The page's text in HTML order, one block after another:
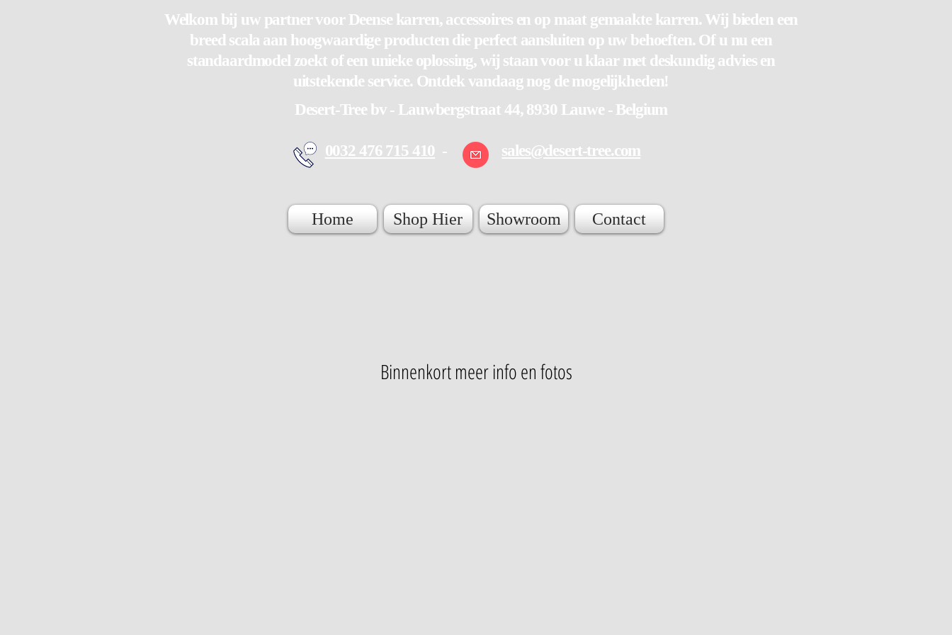
Welkom bij uw partner voor Deense karren, accessoires en op maat gemaakte karren. Wij bieden een
breed scala aan hoogwaardige producten die perfect aansluiten op uw behoeften. Of u nu een
standaardmodel zoekt of een unieke oplossing, wij staan voor u klaar met deskundig advies en
uitstekende service. Ontdek vandaag nog de mogelijkheden!
Desert-Tree bv - Lauwbergstraat 44, 8930 Lauwe - Belgium
0032 476 715 410 - sales@desert-tree.com
Home Shop Hier Showroom Contact
Binnenkort meer info en fotos